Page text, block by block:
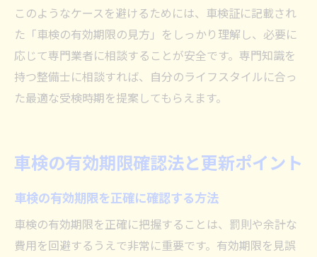
このようなケースを避けるためには、車検証に記載され
た「車検の有効期限の見方」をしっかり理解し、必要に
応じて専門業者に相談することが安全です。専門知識を
持つ整備士に相談すれば、自分のライフスタイルに合っ
た最適な受検時期を提案してもらえます。
車検の有効期限確認法と更新ポイント
車検の有効期限を正確に確認する方法
車検の有効期限を正確に把握することは、罰則や余計な
費用を回避するうえで非常に重要です。有効期限を見誤